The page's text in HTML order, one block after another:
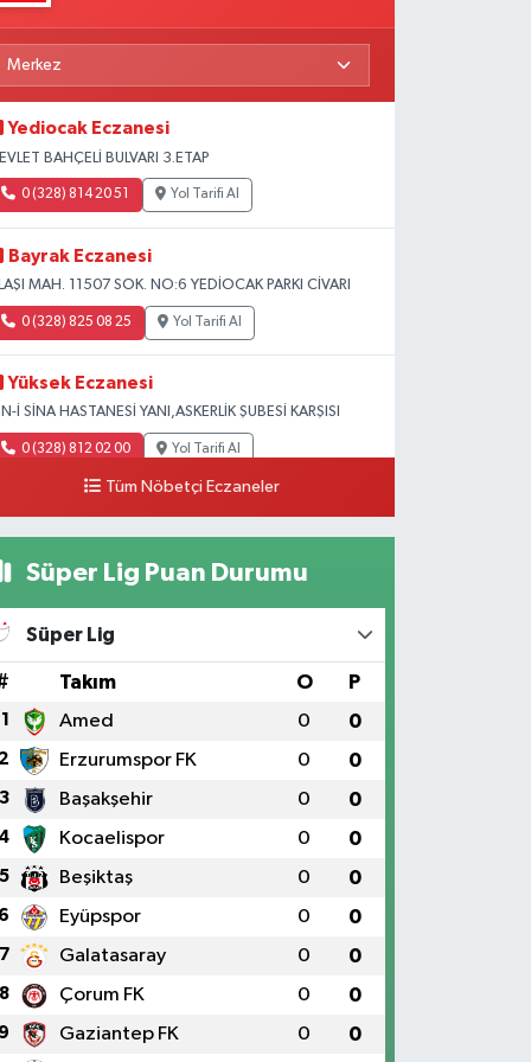
Yediocak Eczanesi
BAHÇELİ BULVARI 3.ETAP
0 (328) 814 20 51 Yol Tarifi Al
Bayrak Eczanesi
MAH. 11507 SOK. NO:6 YEDİOCAK PARKI CİVARI
0 (328) 825 08 25 Yol Tarifi Al
Yüksek Eczanesi
İ SİNA HASTANESİ YANI,ASKERLİK ŞUBESİ KARŞISI
0 (328) 812 02 00 Yol Tarifi Al
Tüm Nöbetçi Eczaneler
Süper Lig Puan Durumu
Süper Lig
Takım O P
1 Amed 0 0
2 Erzurumspor FK 0 0
3 Başakşehir 0 0
4 Kocaelispor 0 0
5 Beşiktaş 0 0
6 Eyüpspor 0 0
7 Galatasaray 0 0
8 Çorum FK 0 0
9 Gaziantep FK 0 0